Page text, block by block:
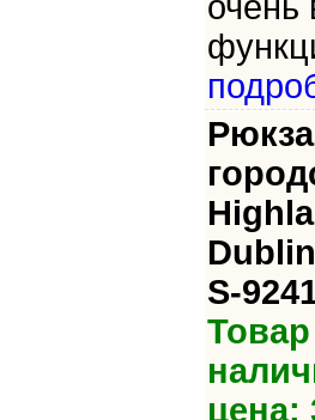
S-
цена: